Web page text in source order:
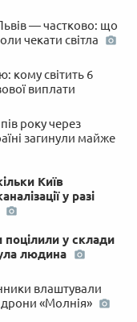
— частково: що
чекати світла
кому світить 6
виплати
року через
загинули майже
Київ
у разі
поцілили у склади
людина
влаштували
дрони «Молнія»